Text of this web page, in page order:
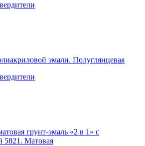
эмали. Полуглянцевая
грунт-эмаль «2 в 1» с
5821. Матовая